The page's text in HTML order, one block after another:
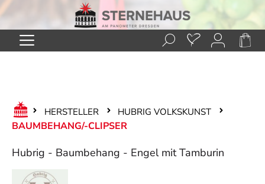
Zum Hauptinhalt springen
HERSTELLER HUBRIG VOLKSKUNST
BAUMBEHANG/-CLIPSER
Hubrig - Baumbehang - Engel mit Tamburin